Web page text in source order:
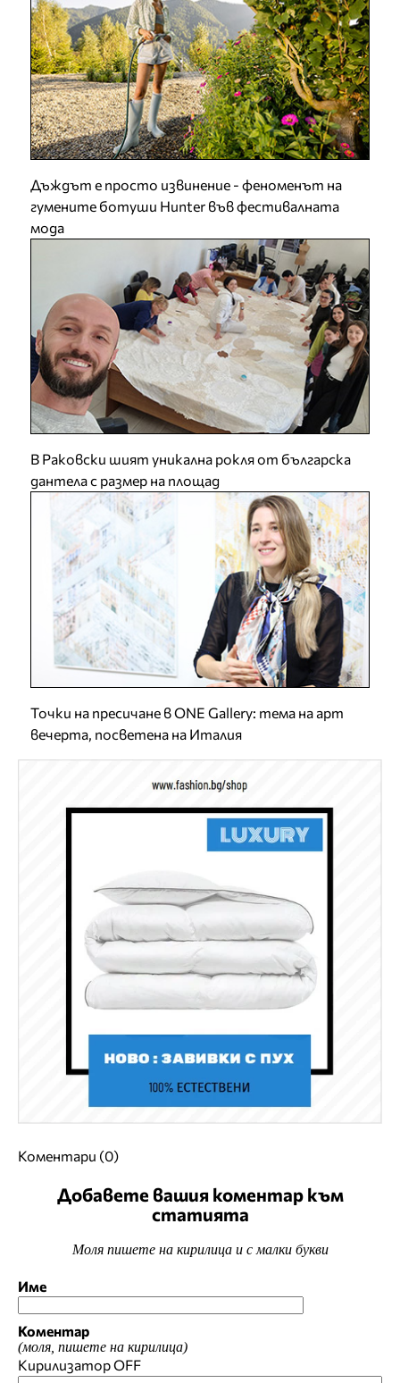
Дъждът е просто извинение - феноменът на
гумените ботуши Hunter във фестивалната
мода
В Раковски шият уникална рокля от българска
дантела с размер на площад
Точки на пресичане в ONE Gallery: тема на арт
вечерта, посветена на Италия
Коментари (0)
Добавете вашия коментар към
статията
Моля пишете на кирилица и с малки букви
Име
Коментар
(моля, пишете на кирилица)
КирилизаторOFF